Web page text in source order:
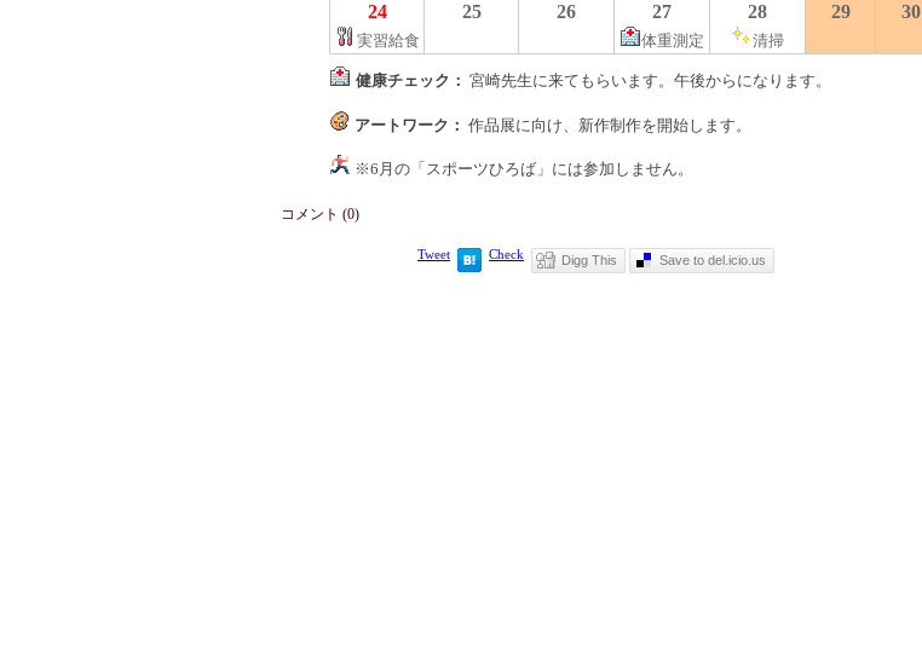
24
実習給食
25 26 27
体重測定
28
清掃
29 30
健康チェック： 宮崎先生に来てもらいます。午後からになります。
アートワーク： 作品展に向け、新作制作を開始します。
※6月の「スポーツひろば」には参加しません。
コメント (0)
Tweet Check Digg This Save to del.icio.us